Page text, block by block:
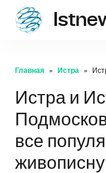
Главная Истра
Истра и
все